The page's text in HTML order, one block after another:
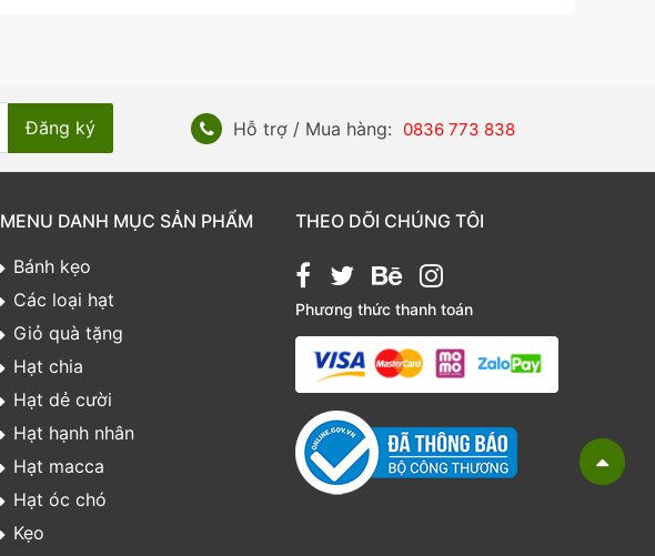
Hỗ trợ / Mua hàng: 0836 773 838
MENU DANH MỤC SẢN PHẨM
Bánh kẹo
Các loại hạt
Giỏ quà tặng
Hạt chia
Hạt dẻ cười
Hạt hạnh nhân
Hạt macca
Hạt óc chó
Kẹo
THEO DÕI CHÚNG TÔI
Phương thức thanh toán